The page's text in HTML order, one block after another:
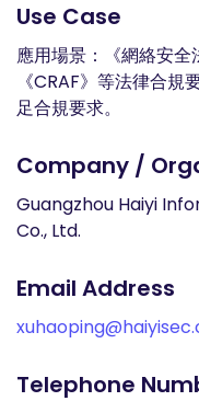
Use Case
應用場景：《網絡安全
《CRAF》等法律合
足合規要求。
Company /
Guangzhou Haiyi
Co., Ltd.
Email Address
Telephone